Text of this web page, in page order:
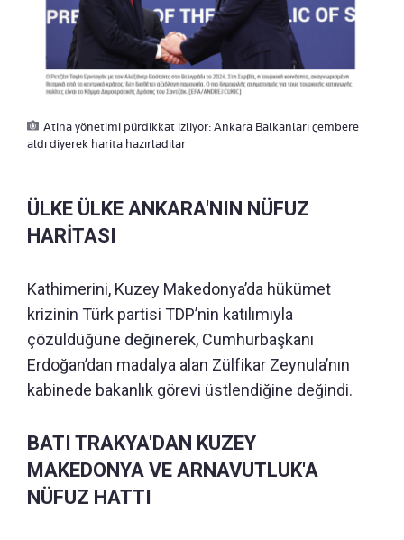
Atina yönetimi pürdikkat izliyor: Ankara Balkanları çembere
aldı diyerek harita hazırladılar
ÜLKE ÜLKE ANKARA'NIN NÜFUZ
HARİTASI
Kathimerini, Kuzey Makedonya’da hükümet
krizinin Türk partisi TDP’nin katılımıyla
çözüldüğüne değinerek, Cumhurbaşkanı
Erdoğan’dan madalya alan Zülfikar Zeynula’nın
kabinede bakanlık görevi üstlendiğine değindi.
BATI TRAKYA'DAN KUZEY
MAKEDONYA VE ARNAVUTLUK'A
NÜFUZ HATTI